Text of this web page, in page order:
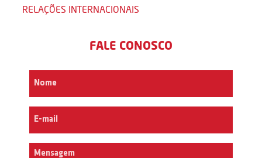
RELAÇÕES INTERNACIONAIS
FALE CONOSCO